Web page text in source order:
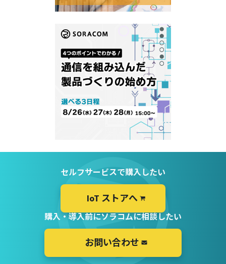
セルフサービスで購入したい
IoT ストアへ
購入・導入前にソラコムに相談したい
お問い合わせ